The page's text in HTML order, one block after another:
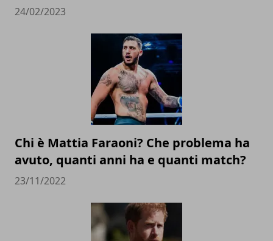
24/02/2023
Chi è Mattia Faraoni? Che problema ha
avuto, quanti anni ha e quanti match?
23/11/2022